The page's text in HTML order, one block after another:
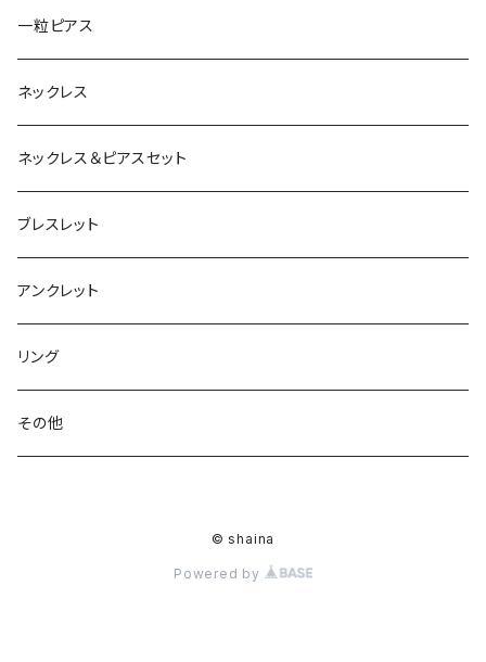
一粒ピアス
ネックレス
ネックレス＆ピアスセット
ブレスレット
アンクレット
リング
その他
© shaina
Powered by